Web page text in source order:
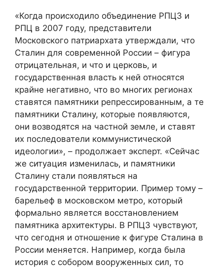
«Когда происходило объединение РПЦЗ и
РПЦ в 2007 году, представители
Московского патриархата утверждали, что
Сталин для современной России – фигура
отрицательная, и что и церковь, и
государственная власть к ней относятся
крайне негативно, что во многих регионах
ставятся памятники репрессированным, а те
памятники Сталину, которые появляются,
они возводятся на частной земле, и ставят
их последователи коммунистической
идеологии», – продолжает эксперт. «Сейчас
же ситуация изменилась, и памятники
Сталину стали появляться на
государственной территории. Пример тому –
барельеф в московском метро, который
формально является восстановлением
памятника архитектуры. В РПЦЗ чувствуют,
что сегодня и отношение к фигуре Сталина в
России меняется. Например, когда была
история с собором вооруженных сил, то